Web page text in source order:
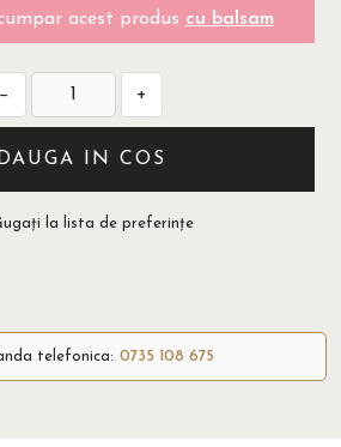
acest produs cu balsam
− +
IN COS
la lista de preferințe
telefonica: 0735 108 675